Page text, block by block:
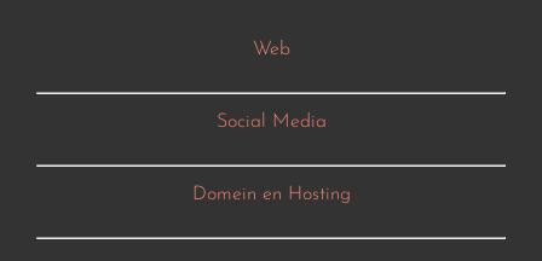
Web
Social Media
Domein en Hosting